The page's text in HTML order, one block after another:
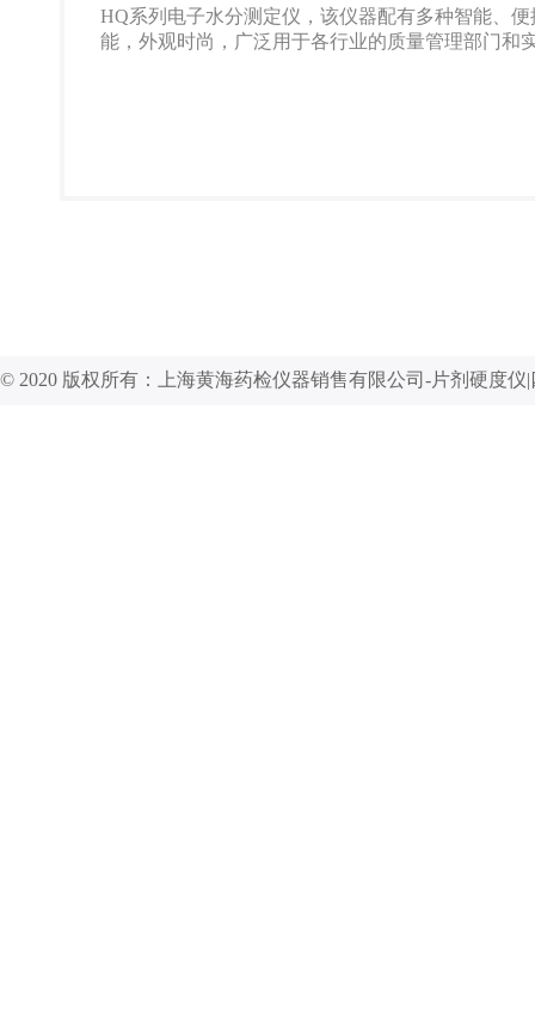
HQ系列电子水分测定仪，该仪器配有多种智能、
能，外观时尚，广泛用于各行业的质量管理部门和
© 2020 版权所有：上海黄海药检仪器销售有限公司-片剂硬度